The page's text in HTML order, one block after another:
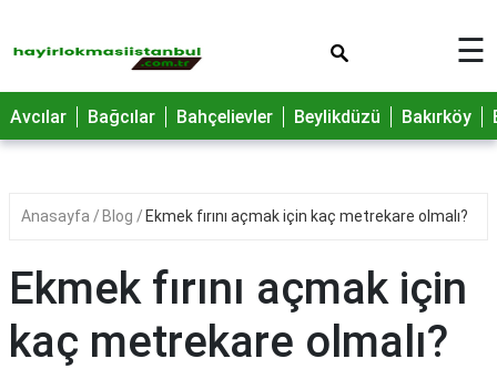
☰
Avcılar Bağcılar Bahçelievler Beylikdüzü Bakırköy
Anasayfa Blog Ekmek fırını açmak için kaç metrekare olmalı?
Ekmek fırını açmak için
kaç metrekare olmalı?